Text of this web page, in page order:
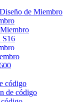
de Miembro
S16
código
de código